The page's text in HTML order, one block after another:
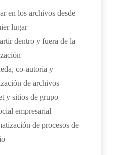
en los archivos desde
lugar
dentro y fuera de la
co-autoría y
de archivos
y sitios de grupo
empresarial
de procesos de